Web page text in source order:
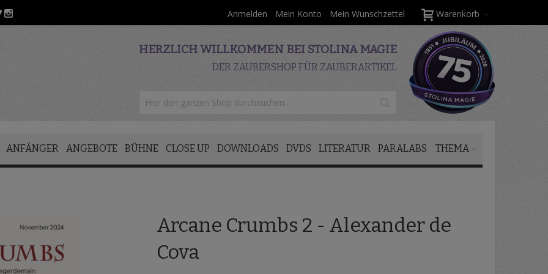
Warenkorb
Anmelden Mein Konto Mein Wunschzettel
HERZLICH WILLKOMMEN BEI STOLINA MAGIE
DER ZAUBERSHOP FÜR ZAUBERARTIKEL
ANFÄNGER ANGEBOTE BÜHNE CLOSE UP DOWNLOADS DVDS LITERATUR PARALABS THEMA
Arcane Crumbs 2 - Alexander de
Cova